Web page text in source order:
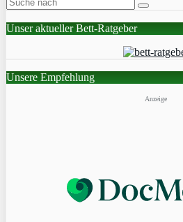
Unser aktueller Bett-Ratgeber
Unsere Empfehlung
Anzeige